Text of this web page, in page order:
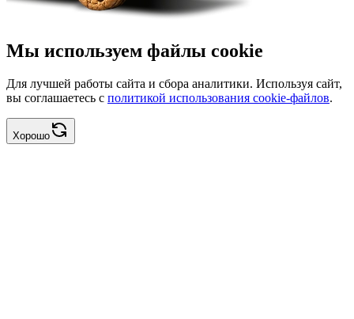
Мы используем файлы cookie
Для лучшей работы сайта и сбора аналитики. Используя сайт,
вы соглашаетесь с политикой использования cookie-файлов.
Хорошо